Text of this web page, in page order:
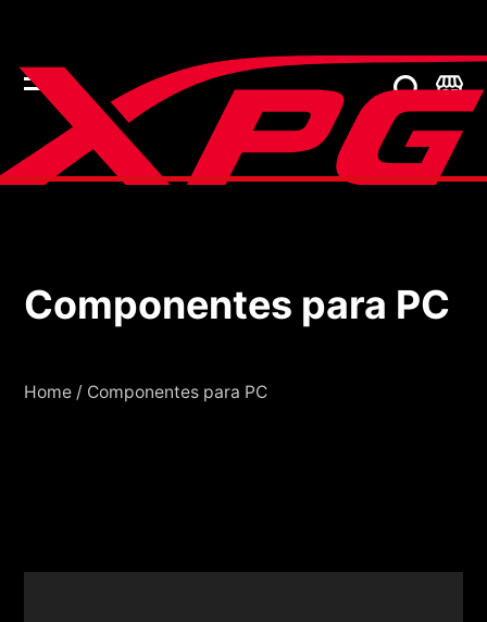
Componentes para
Componentes para PC
Home / Componentes para PC